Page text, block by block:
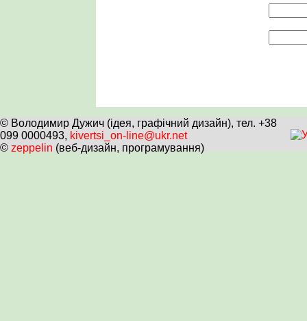
© Володимир Дужич (ідея, графічний дизайн), тел. +38
099 0000493, kivertsi_on-line@ukr.net
© zeppelin (веб-дизайн, програмування)